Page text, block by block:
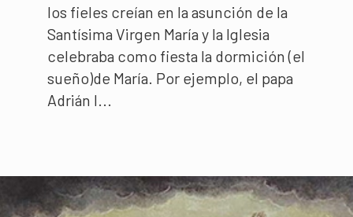
los fieles creían en la asunción de la
Santísima Virgen María y la Iglesia
celebraba como fiesta la dormición (el
sueño)de María. Por ejemplo, el papa
Adrián I...